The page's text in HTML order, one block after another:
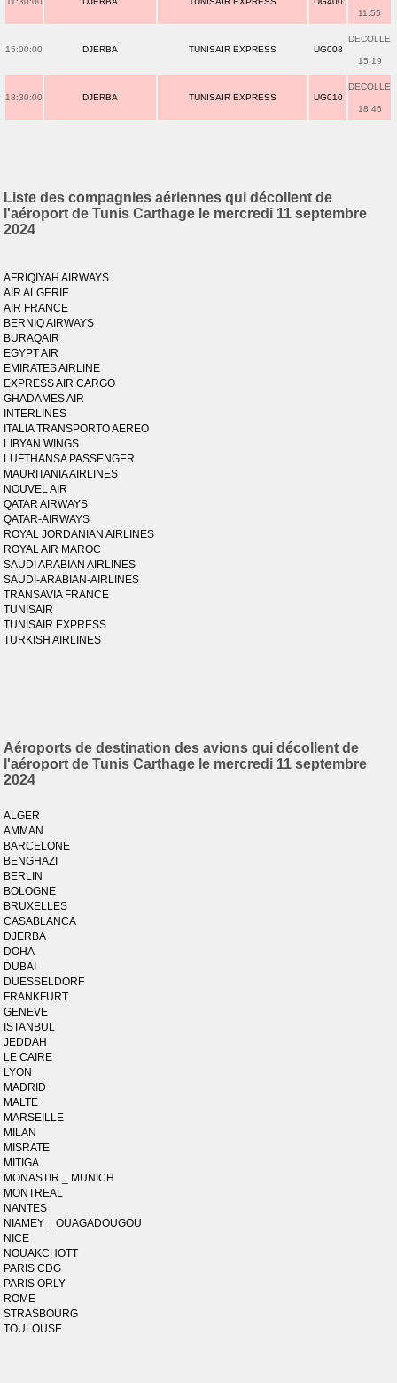
11:55
15:00:00 DJERBA TUNISAIR EXPRESS UG008
DECOLLE
15:19
18:30:00 DJERBA TUNISAIR EXPRESS UG010
DECOLLE
18:46
Liste des compagnies aériennes qui décollent de
l'aéroport de Tunis Carthage le mercredi 11 septembre
2024
AFRIQIYAH AIRWAYS
AIR ALGERIE
AIR FRANCE
BERNIQ AIRWAYS
BURAQAIR
EGYPT AIR
EMIRATES AIRLINE
EXPRESS AIR CARGO
GHADAMES AIR
INTERLINES
ITALIA TRANSPORTO AEREO
LIBYAN WINGS
LUFTHANSA PASSENGER
MAURITANIA AIRLINES
NOUVEL AIR
QATAR AIRWAYS
QATAR-AIRWAYS
ROYAL JORDANIAN AIRLINES
ROYAL AIR MAROC
SAUDI ARABIAN AIRLINES
SAUDI-ARABIAN-AIRLINES
TRANSAVIA FRANCE
TUNISAIR
TUNISAIR EXPRESS
TURKISH AIRLINES
Aéroports de destination des avions qui décollent de
l'aéroport de Tunis Carthage le mercredi 11 septembre
2024
ALGER
AMMAN
BARCELONE
BENGHAZI
BERLIN
BOLOGNE
BRUXELLES
CASABLANCA
DJERBA
DOHA
DUBAI
DUESSELDORF
FRANKFURT
GENEVE
ISTANBUL
JEDDAH
LE CAIRE
LYON
MADRID
MALTE
MARSEILLE
MILAN
MISRATE
MITIGA
MONASTIR _ MUNICH
MONTREAL
NANTES
NIAMEY _ OUAGADOUGOU
NICE
NOUAKCHOTT
PARIS CDG
PARIS ORLY
ROME
STRASBOURG
TOULOUSE